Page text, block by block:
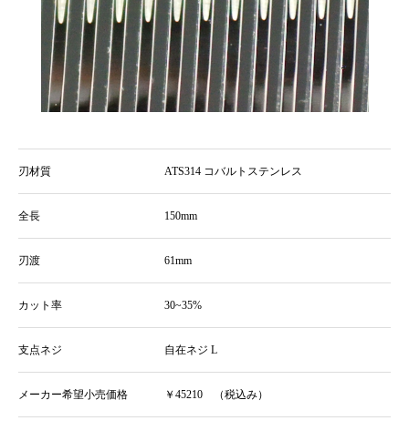
刃材質 ATS314 コバルトステンレス
全長 150mm
刃渡 61mm
カット率 30~35%
支点ネジ 自在ネジ L
メーカー希望小売価格 ￥45210 （税込み）